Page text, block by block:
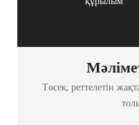
Төсек, реттелетін